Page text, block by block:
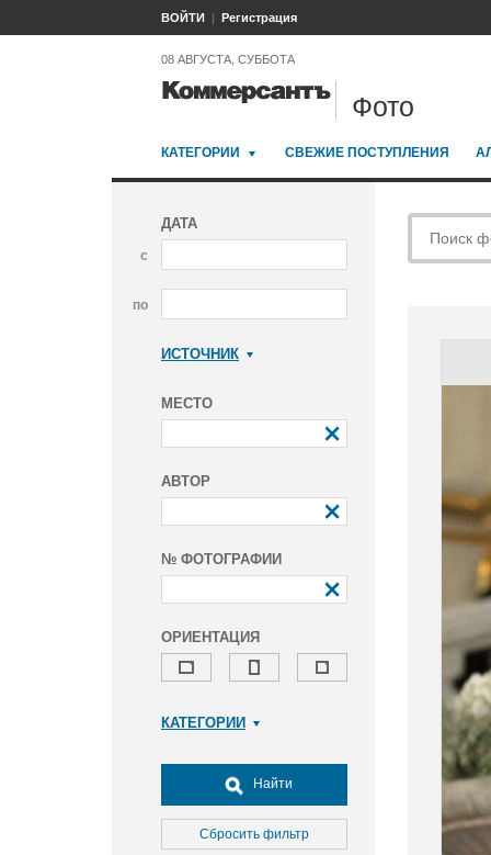
ВОЙТИ Регистрация
08 АВГУСТА, СУББОТА
Фото
КАТЕГОРИИ СВЕЖИЕ ПОСТУПЛЕНИЯ
ДАТА
с
по
ИСТОЧНИК
МЕСТО
АВТОР
№ ФОТОГРАФИИ
ОРИЕНТАЦИЯ
КАТЕГОРИИ
Досуг, туризм и отдых
Культура
Медицина
Найти
Сбросить фильтр